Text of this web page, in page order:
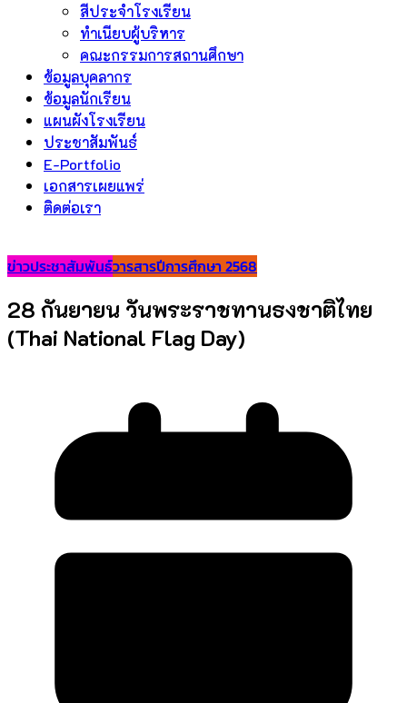
สีประจำโรงเรียน
ทำเนียบผู้บริหาร
คณะกรรมการสถานศึกษา
ข้อมูลบุคลากร
ข้อมูลนักเรียน
แผนผังโรงเรียน
ประชาสัมพันธ์
E-Portfolio
เอกสารเผยแพร่
ติดต่อเรา
ข่าวประชาสัมพันธ์วารสารปีการศึกษา 2568
28 กันยายน วันพระราชทานธงชาติไทย
(Thai National Flag Day)